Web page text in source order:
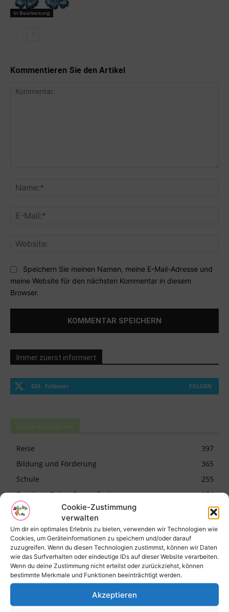
Cookie-Zustimmung
verwalten
Um dir ein optimales Erlebnis zu bieten, verwenden wir Technologien wie
Cookies, um Geräteinformationen zu speichern und/oder darauf
zuzugreifen. Wenn du diesen Technologien zustimmst, können wir Daten
wie das Surfverhalten oder eindeutige IDs auf dieser Website verarbeiten.
Wenn du deine Zustimmung nicht erteilst oder zurückziehst, können
bestimmte Merkmale und Funktionen beeinträchtigt werden.
Akzeptieren
In Bearbeitung
Kommentieren Sie den Artikel
Speichern Sie meinen Namen, meine E-Mail-Adresse und
meine Website für den nächsten Kommentar in diesem
Browser.
Immer zuerst informiert
624 Follower FOLGEN
Reise
397
Bildung und Förderung
365
Schule
255
Rund um Deine Gesundheit
184
Kinderwunsch
152
Allgemein
145
Schwangerschaft
Kinder
99
Stillen
Logopädie
88